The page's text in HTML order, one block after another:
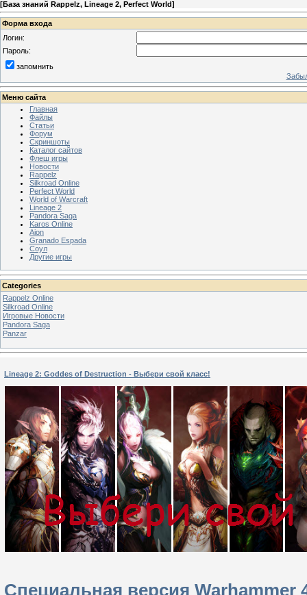
[База знаний Rappelz, Lineage 2, Perfect World]
Форма входа
Логин:
Пароль:
запомнить
Меню сайта
Главная
Файлы
Статьи
Форум
Скриншоты
Каталог сайтов
Флеш игры
Новости
Rappelz
Silkroad Online
Perfect World
World of Warcraft
Lineage 2
Pandora Saga
Karos Online
Aion
Granado Espada
Соул
Другие игры
Categories
Rappelz Online
Silkroad Online
Игровые Новости
Pandora Saga
Panzar
Lineage 2: Goddes of Destruction - Выбери свой класс!
Специальная версия Warhammer